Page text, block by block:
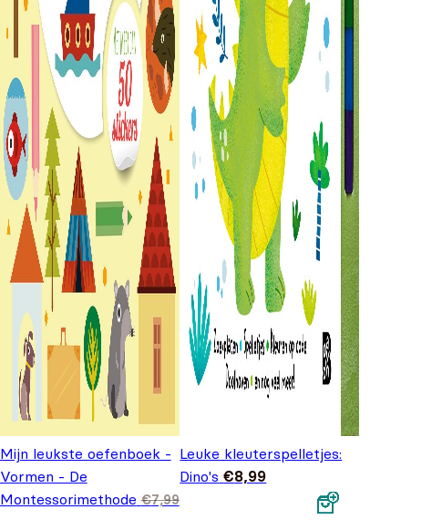
Mijn leukste oefenboek -
Vormen - De
Montessorimethode €7,99
Leuke kleuterspelletjes:
Dino's €8,99